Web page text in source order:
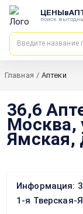
поиск
Главная / Аптеки
36,6
Москва,
Ямская,
Информация:
1-я Тверская-